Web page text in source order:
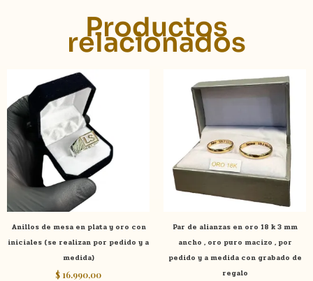
Productos
relacionados
Anillos de mesa en plata y oro con
iniciales (se realizan por pedido y a
medida)
$ 16.990,00
Par de alianzas en oro 18 k 3 mm
ancho , oro puro macizo , por
pedido y a medida con grabado de
regalo
Rango
de
hasta
$
Este
Las
se
pueden
en
la
página